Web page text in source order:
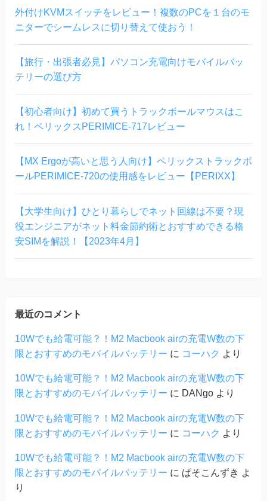
外付けKVMスイッチをレビュー！複数のPCを１台のモ
ニターでシームレスに切り替えて使おう！
【旅行・出張者必見】パソコン充電向けモバイルバッ
テリーの選び方
【初心者向け】初めて買うトラックボールマウスはこ
れ！ペリックスPERIMICE-717レビュー
【MX Ergoが高いと思う人向け】ペリックストラックボ
ールPERIMICE-720の使用感をレビュー【PERIXX】
【大学生向け】ひとり暮らしでネット回線は不要？現
役エンジニアがネット料金節約術とおすすめできる格
安SIMを解説！【2023年4月】
最近のコメント
10Wでも給電可能？！M2 Macbook airの充電W数の下
限とおすすめのモバイルバッテリー に コーハク より
10Wでも給電可能？！M2 Macbook airの充電W数の下
限とおすすめのモバイルバッテリー に DANgoより
10Wでも給電可能？！M2 Macbook airの充電W数の下
限とおすすめのモバイルバッテリー に コーハク より
10Wでも給電可能？！M2 Macbook airの充電W数の下
限とおすすめのモバイルバッテリー に ぱそこんずき よ
り